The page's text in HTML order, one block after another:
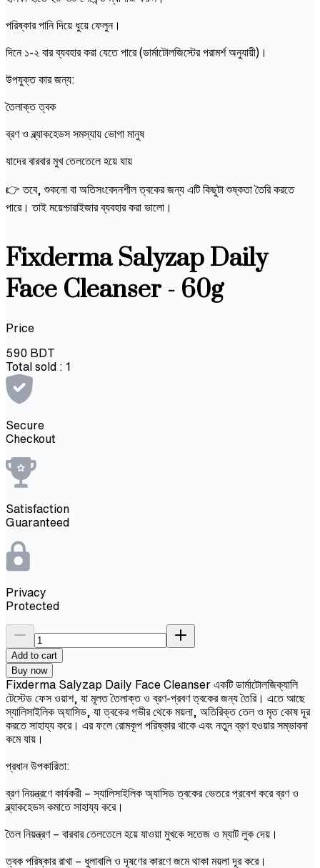
পরিষ্কার পানি দিয়ে ধুয়ে ফেলুন।
দিনে ১-২ বার ব্যবহার করা যেতে পারে (ডার্মাটোলজিস্টের পরামর্শ অনুযায়ী)।
উপযুক্ত কার জন্য:
তৈলাক্ত ত্বক
ব্রণ ও ব্ল্যাকহেডস সমস্যায় ভোগা মানুষ
যাদের বারবার মুখ তেলতেলে হয়ে যায়
👉 তবে, শুকনো বা অতিসংবেদনশীল ত্বকের জন্য এটি কিছুটা শুষ্কতা তৈরি করতে
পারে। তাই ময়েশ্চারাইজার ব্যবহার করা ভালো।
Fixderma Salyzap Daily
Face Cleanser - 60g
Price
590 BDT
Total sold : 1
Secure
Checkout
Satisfaction
Guaranteed
Privacy
Protected
Add to cart
Buy now
Fixderma Salyzap Daily Face Cleanser একটি ডার্মাটোলজিক্যালি
টেস্টেড ফেস ওয়াশ, যা মূলত তৈলাক্ত ও ব্রণ-প্রবণ ত্বকের জন্য তৈরি। এতে আছে
স্যালিসাইলিক অ্যাসিড, যা ত্বকের গভীর থেকে ময়লা, অতিরিক্ত তেল ও মৃত কোষ দূর
করতে সাহায্য করে। এর ফলে রোমকূপ পরিষ্কার থাকে এবং নতুন ব্রণ হওয়ার সম্ভাবনা
কমে যায়।
প্রধান উপকারিতা:
ব্রণ নিয়ন্ত্রণে কার্যকরী – স্যালিসাইলিক অ্যাসিড ত্বকের ভেতরে প্রবেশ করে ব্রণ ও
ব্ল্যাকহেডস কমাতে সাহায্য করে।
তৈল নিয়ন্ত্রণ – বারবার তেলতেলে হয়ে যাওয়া মুখকে সতেজ ও ম্যাট লুক দেয়।
ত্বক পরিষ্কার রাখা – ধুলাবালি ও দূষণের কারণে জমে থাকা ময়লা দূর করে।